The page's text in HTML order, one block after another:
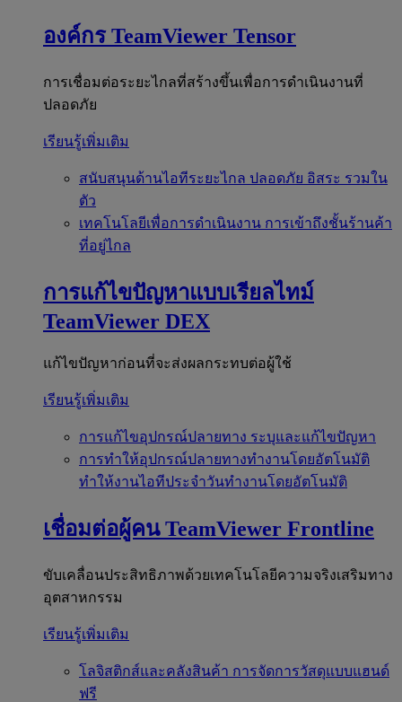
องค์กร TeamViewer Tensor
การเชื่อมต่อระยะไกลที่สร้างขึ้นเพื่อการดำเนินงานที่
ปลอดภัย
เรียนรู้เพิ่มเติม
สนับสนุนด้านไอทีระยะไกล ปลอดภัย อิสระ รวมใน
ตัว
เทคโนโลยีเพื่อการดำเนินงาน การเข้าถึงชั้นร้านค้า
ที่อยู่ไกล
การแก้ไขปัญหาแบบเรียลไทม์
TeamViewer DEX
แก้ไขปัญหาก่อนที่จะส่งผลกระทบต่อผู้ใช้
เรียนรู้เพิ่มเติม
การแก้ไขอุปกรณ์ปลายทาง ระบุและแก้ไขปัญหา
การทำให้อุปกรณ์ปลายทางทำงานโดยอัตโนมัติ
ทำให้งานไอทีประจำวันทำงานโดยอัตโนมัติ
เชื่อมต่อผู้คน TeamViewer Frontline
ขับเคลื่อนประสิทธิภาพด้วยเทคโนโลยีความจริงเสริมทาง
อุตสาหกรรม
เรียนรู้เพิ่มเติม
โลจิสติกส์และคลังสินค้า การจัดการวัสดุแบบแฮนด์
ฟรี